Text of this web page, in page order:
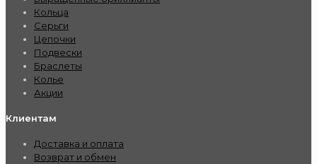
Кольца
Серьги
Цепочки
Подвески
Браслеты
Колье
Акции
Клиентам
Доставка и оплата
Возврат и обмен